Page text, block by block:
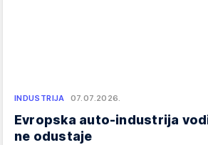
INDUSTRIJA 07.07.2026.
Evropska auto-industrija
ne odustaje